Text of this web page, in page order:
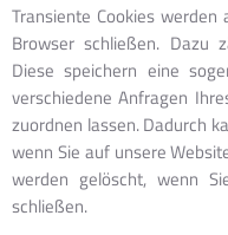
Transiente Cookies
Browser schließen. Dazu
Diese speichern eine
verschiedene Anfragen
zuordnen lassen. Dadurch
wenn Sie auf unsere
werden gelöscht, wenn
schließen.